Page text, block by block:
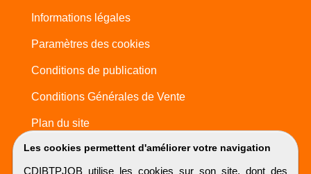
Les cookies permettent d'améliorer votre navigation
CDIBTPJOB utilise les cookies sur son site, dont des
Informations légales
Paramètres des cookies
Conditions de publication
Conditions Générales de Vente
Plan du site